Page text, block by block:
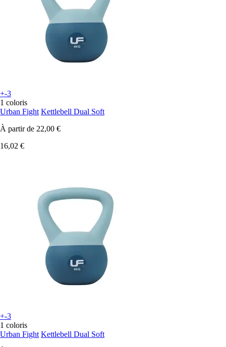
+-3
1 coloris
Urban Fight Kettlebell Dual Soft
À partir de 22,00 €
16,02 €
+-3
1 coloris
Urban Fight Kettlebell Dual Soft